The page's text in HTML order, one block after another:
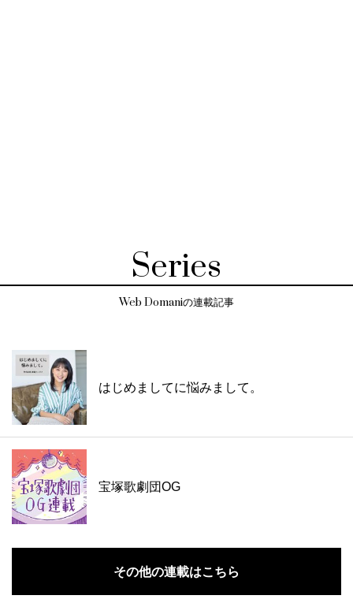
Series
Web Domaniの連載記事
はじめましてに悩みまして。
宝塚歌劇団OG
その他の連載はこちら